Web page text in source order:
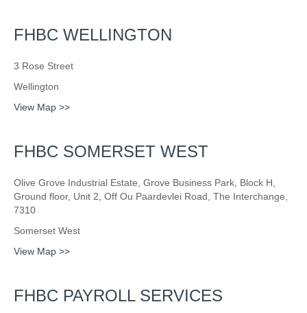
FHBC WELLINGTON
3 Rose Street
Wellington
View Map >>
FHBC SOMERSET WEST
Olive Grove Industrial Estate, Grove Business Park, Block H,
Ground floor, Unit 2, Off Ou Paardevlei Road, The Interchange,
7310
Somerset West
View Map >>
FHBC PAYROLL SERVICES